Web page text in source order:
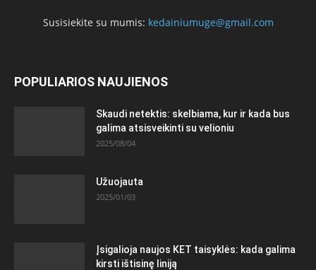
Susisiekite su mumis: kedainiumuge@gmail.com
POPULIARIOS NAUJIENOS
Skaudi netektis: skelbiama, kur ir kada bus
galima atsisveikinti su velioniu
2025/08/04
Užuojauta
2025/01/03
Įsigalioja naujos KET taisyklės: kada galima
kirsti ištisinę liniją